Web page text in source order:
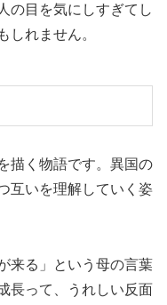
の目を気にしすぎてし
しれません。
描く物語です。異国の
互いを理解していく姿
来る」という母の言葉
長って、うれしい反面